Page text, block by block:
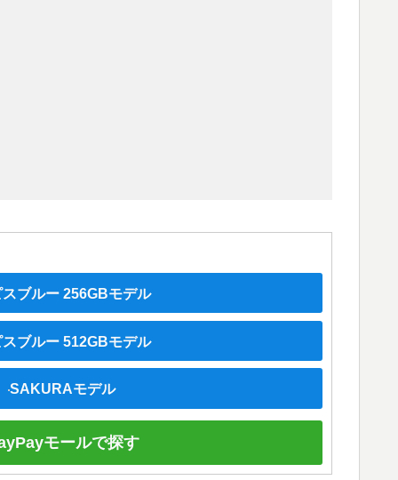
スブルー 256GBモデル
スブルー 512GBモデル
SAKURAモデル
モールで探す